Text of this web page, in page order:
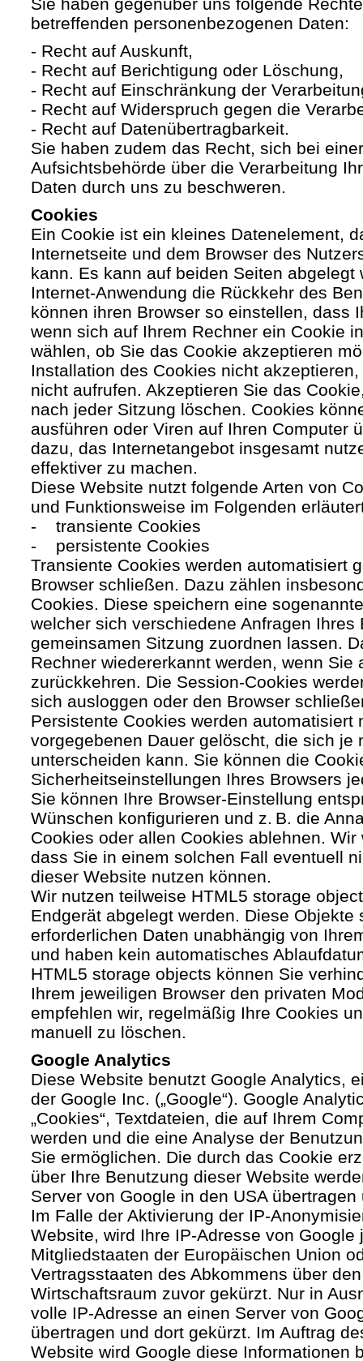
betreffenden personenbezogenen Daten:
- Recht auf Auskunft,
- Recht auf Berichtigung oder Löschung,
- Recht auf Einschränkung der
- Recht auf Widerspruch gegen die
- Recht auf Datenübertragbarkeit.
Sie haben zudem das Recht, sich bei
Aufsichtsbehörde über die Verarbeitung
Daten durch uns zu beschweren.
Cookies
Ein Cookie ist ein kleines Datenelement,
Internetseite und dem Browser des
kann. Es kann auf beiden Seiten abgelegt
Internet-Anwendung die Rückkehr des
können ihren Browser so einstellen, dass
wenn sich auf Ihrem Rechner ein Cookie
wählen, ob Sie das Cookie akzeptieren
Installation des Cookies nicht
nicht aufrufen. Akzeptieren Sie das
nach jeder Sitzung löschen. Cookies
ausführen oder Viren auf Ihren Computer
dazu, das Internetangebot insgesamt
effektiver zu machen.
Diese Website nutzt folgende Arten von
und Funktionsweise im Folgenden
- transiente Cookies
- persistente Cookies
Transiente Cookies werden automatisiert
Browser schließen. Dazu zählen
Cookies. Diese speichern eine
welcher sich verschiedene Anfragen Ihres
gemeinsamen Sitzung zuordnen lassen.
Rechner wiedererkannt werden, wenn Sie
zurückkehren. Die Session-Cookies
sich ausloggen oder den Browser
Persistente Cookies werden automatisiert
vorgegebenen Dauer gelöscht, die sich je
unterscheiden kann. Sie können die
Sicherheitseinstellungen Ihres Browsers
Sie können Ihre Browser-Einstellung
Wünschen konfigurieren und z. B. die
Cookies oder allen Cookies ablehnen.
dass Sie in einem solchen Fall eventuell
dieser Website nutzen können.
Wir nutzen teilweise HTML5 storage
Endgerät abgelegt werden. Diese Objekte
erforderlichen Daten unabhängig von
und haben kein automatisches
HTML5 storage objects können Sie
Ihrem jeweiligen Browser den privaten
empfehlen wir, regelmäßig Ihre Cookies
manuell zu löschen.
Google Analytics
Diese Website benutzt Google Analytics,
der Google Inc. („Google“). Google
„Cookies“, Textdateien, die auf Ihrem
werden und die eine Analyse der
Sie ermöglichen. Die durch das Cookie
über Ihre Benutzung dieser Website
Server von Google in den USA
Im Falle der Aktivierung der IP-
Website, wird Ihre IP-Adresse von Google
Mitgliedstaaten der Europäischen Union
Vertragsstaaten des Abkommens über
Wirtschaftsraum zuvor gekürzt. Nur in
volle IP-Adresse an einen Server von
übertragen und dort gekürzt. Im Auftrag
Website wird Google diese Informationen